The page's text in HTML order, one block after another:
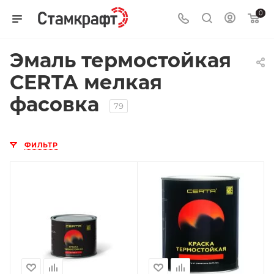
0
Эмаль термостойкая
CERTA мелкая
фасовка
79
ФИЛЬТР
Кирпич, Металл,
Цветной металл,
Нанесение
Поверхность
Бетон,
Железобетон,
Кирпич, Металл,
Цветной металл,
Нанесение